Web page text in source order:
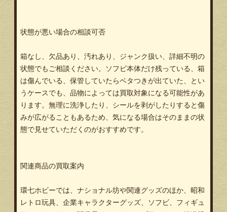
状態が悪い場合の相談可否
箱なし、欠品あり、汚れあり、ジャンク扱い、詳細不明の
状態でもご相談ください。ソフビ本体だけ残っている、箱
は傷んでいる、保管していたらベタつきが出ていた、とい
うケースでも、品物によっては買取対象になる可能性があ
ります。無理に洗浄したり、シールを剥がしたりすると傷
みが広がることもあるため、気になる場合はそのままの状
態で見せていただくのがおすすめです。
関連商品の買取案内
環七ホビーでは、ナショナル坊や関連グッズのほか、昭和
レトロ玩具、企業キャラクターグッズ、ソフビ、フィギュ